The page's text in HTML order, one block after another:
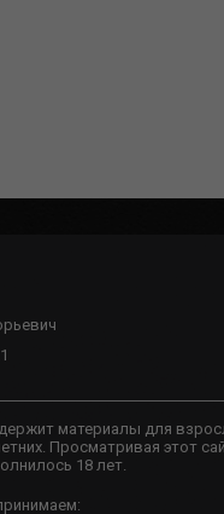
материалы для
Просматривая этот
18 лет.